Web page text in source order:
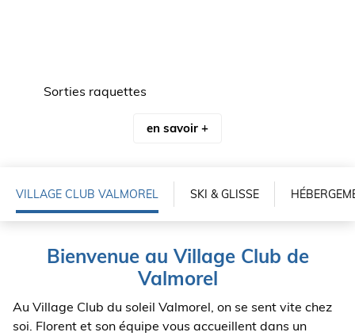
Sorties raquettes
en savoir +
VILLAGE CLUB VALMOREL SKI & GLISSE
Bienvenue au Village Club de
Valmorel
Au Village Club du soleil Valmorel, on se sent vite chez
soi. Florent et son équipe vous accueillent dans un